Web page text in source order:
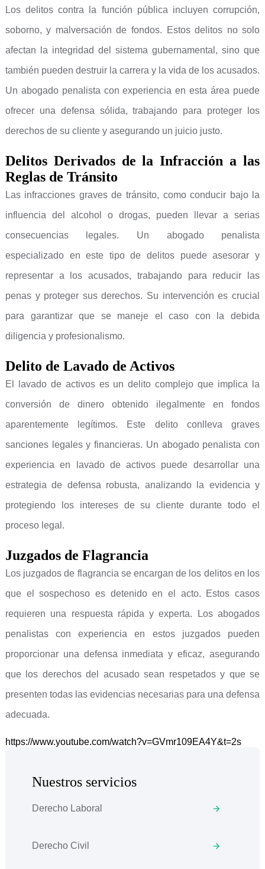
Los delitos contra la función pública incluyen corrupción,
soborno, y malversación de fondos. Estos delitos no solo
afectan la integridad del sistema gubernamental, sino que
también pueden destruir la carrera y la vida de los acusados.
Un abogado penalista con experiencia en esta área puede
ofrecer una defensa sólida, trabajando para proteger los
derechos de su cliente y asegurando un juicio justo.
Delitos Derivados de la Infracción a las
Reglas de Tránsito
Las infracciones graves de tránsito, como conducir bajo la
influencia del alcohol o drogas, pueden llevar a serias
consecuencias legales. Un abogado penalista
especializado en este tipo de delitos puede asesorar y
representar a los acusados, trabajando para reducir las
penas y proteger sus derechos. Su intervención es crucial
para garantizar que se maneje el caso con la debida
diligencia y profesionalismo.
Delito de Lavado de Activos
El lavado de activos es un delito complejo que implica la
conversión de dinero obtenido ilegalmente en fondos
aparentemente legítimos. Este delito conlleva graves
sanciones legales y financieras. Un abogado penalista con
experiencia en lavado de activos puede desarrollar una
estrategia de defensa robusta, analizando la evidencia y
protegiendo los intereses de su cliente durante todo el
proceso legal.
Juzgados de Flagrancia
Los juzgados de flagrancia se encargan de los delitos en los
que el sospechoso es detenido en el acto. Estos casos
requieren una respuesta rápida y experta. Los abogados
penalistas con experiencia en estos juzgados pueden
proporcionar una defensa inmediata y eficaz, asegurando
que los derechos del acusado sean respetados y que se
presenten todas las evidencias necesarias para una defensa
adecuada.
https://www.youtube.com/watch?v=GVmr109EA4Y&t=2s
Nuestros servicios
Derecho Laboral
Derecho Civil